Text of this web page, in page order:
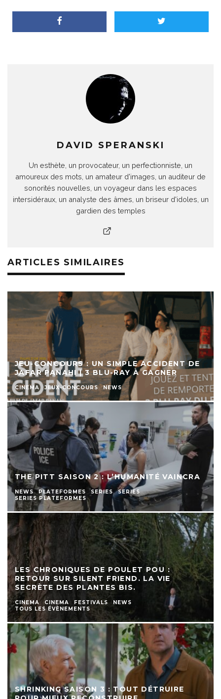
DAVID SPERANSKI
Un esthète, un provocateur, un perfectionniste, un
amoureux des mots, un amateur d'images, un auditeur de
sonorités nouvelles, un voyageur dans les espaces
intersidéraux, un analyste des âmes, un briseur d'idoles, un
gardien des temples
ARTICLES SIMILAIRES
JEU-CONCOURS : UN SIMPLE ACCIDENT DE
JAFAR PANAHI | 3 BLU-RAY À GAGNER
CINEMA JEUX-CONCOURS NEWS
THE PITT SAISON 2 : L’HUMANITÉ VAINCRA
NEWS PLATEFORMES SERIES
SERIES
SERIES PLATEFORMES
LES CHRONIQUES DE POULET POU :
RETOUR SUR SILENT FRIEND. LA VIE
SECRÈTE DES PLANTES BIS.
CINEMA CINEMA FESTIVALS
NEWS
TOUS LES ÉVÈNEMENTS
SHRINKING SAISON 3 : TOUT DÉTRUIRE